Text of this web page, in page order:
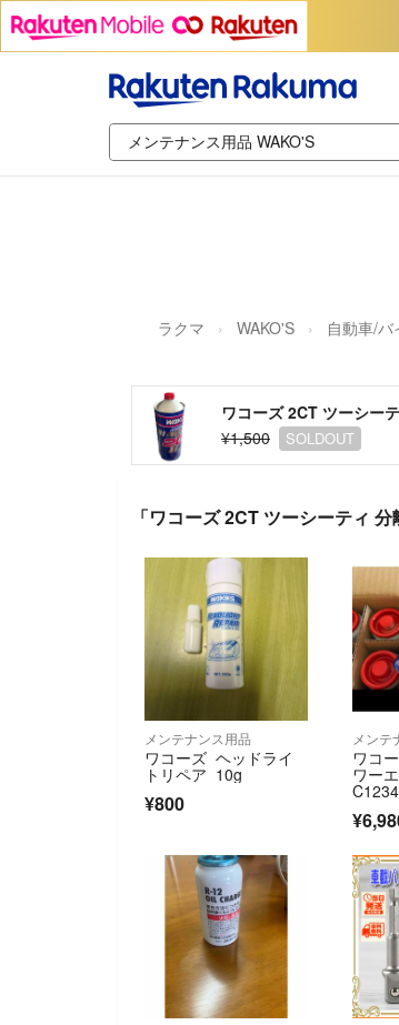
ラクマ WAKO'S 自動車/バ
ワコーズ 2CT ツーシー
¥1,500
SOLDOUT
「ワコーズ 2CT ツーシーティ
メンテナンス用品
ワコーズ ヘッドライ
トリペア 10g
¥800
メンテ
ワコ
ワー